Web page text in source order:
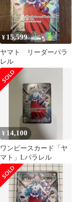
¥ 15,599
ヤマト リーダーパラ
レル
¥ 14,100
ワンピースカード「ヤ
マト」Lパラレル